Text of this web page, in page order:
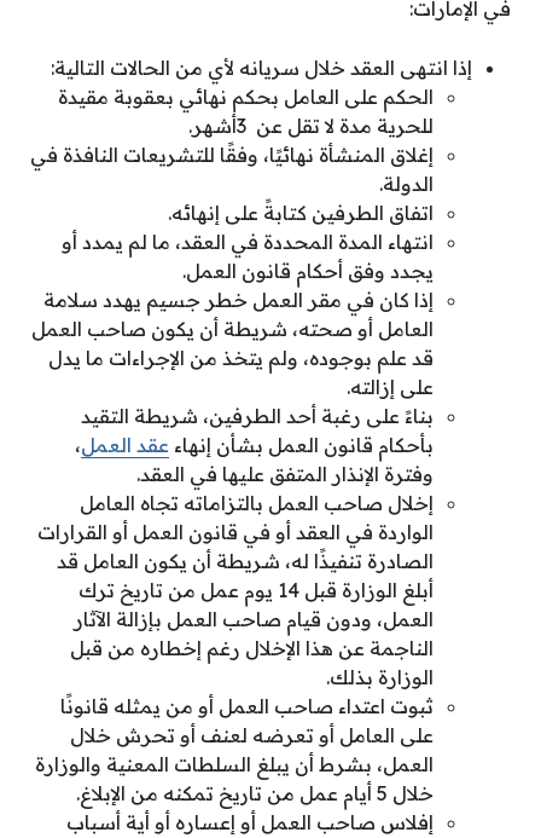
في الإمارات:
إذا انتهى العقد خلال سريانه لأي من الحالات التالية:
الحكم على العامل بحكم نهائي بعقوبة مقيدة
للحرية مدة لا تقل عن 3أشهر.
إغلاق المنشأة نهائيًا، وفقًا للتشريعات النافذة في
الدولة.
اتفاق الطرفين كتابةً على إنهائه.
انتهاء المدة المحددة في العقد، ما لم يمدد أو
يجدد وفق أحكام قانون العمل.
إذا كان في مقر العمل خطر جسيم يهدد سلامة
العامل أو صحته، شريطة أن يكون صاحب العمل
قد علم بوجوده، ولم يتخذ من الإجراءات ما يدل
على إزالته.
بناءً على رغبة أحد الطرفين، شريطة التقيد
بأحكام قانون العمل بشأن إنهاء عقد العمل،
وفترة الإنذار المتفق عليها في العقد.
إخلال صاحب العمل بالتزاماته تجاه العامل
الواردة في العقد أو في قانون العمل أو القرارات
الصادرة تنفيذًا له، شريطة أن يكون العامل قد
أبلغ الوزارة قبل 14 يوم عمل من تاريخ ترك
العمل، ودون قيام صاحب العمل بإزالة الآثار
الناجمة عن هذا الإخلال رغم إخطاره من قبل
الوزارة بذلك.
ثبوت اعتداء صاحب العمل أو من يمثله قانونًا
على العامل أو تعرضه لعنف أو تحرش خلال
العمل، بشرط أن يبلغ السلطات المعنية والوزارة
خلال 5 أيام عمل من تاريخ تمكنه من الإبلاغ.
إفلاس صاحب العمل أو إعساره أو أية أسباب